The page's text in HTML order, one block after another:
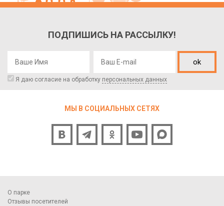
ПОДПИШИСЬ НА РАССЫЛКУ!
ok
Я даю согласие на обработку персональных данных
МЫ В СОЦИАЛЬНЫХ СЕТЯХ
О парке
Отзывы посетителей